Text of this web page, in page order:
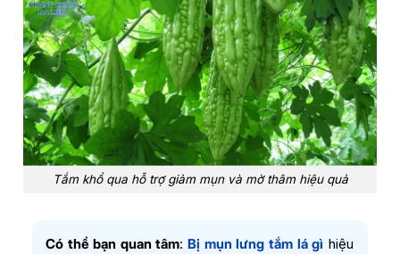
Tắm khổ qua hỗ trợ giảm mụn và mờ thâm hiệu quả
Có thể bạn quan tâm:Bị mụn lưng tắm lá gì hiệu